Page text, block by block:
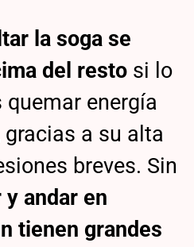
la soga se
del resto si lo
quemar energía
a su alta
breves. Sin
andar en
tienen grandes